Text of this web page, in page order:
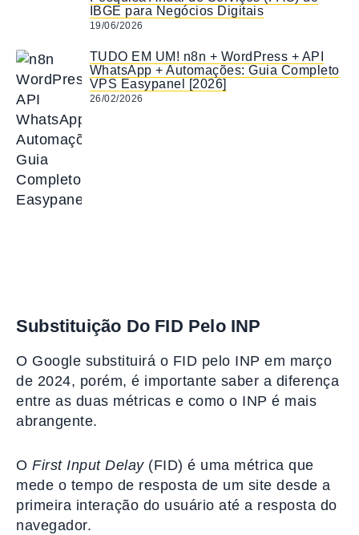
IBGE para Negócios Digitais
19/06/2026
TUDO EM UM! n8n + WordPress + API
WhatsApp + Automações: Guia Completo
VPS Easypanel [2026]
26/02/2026
Substituição Do FID Pelo INP
O Google substituirá o FID pelo INP em março
de 2024, porém, é importante saber a diferença
entre as duas métricas e como o INP é mais
abrangente.
O First Input Delay (FID) é uma métrica que
mede o tempo de resposta de um site desde a
primeira interação do usuário até a resposta do
navegador.